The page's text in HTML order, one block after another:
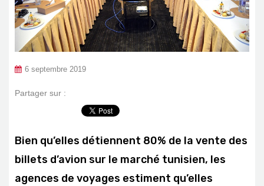
6 septembre 2019
Partager sur :
Bien qu’elles détiennent 80% de la vente des
billets d’avion sur le marché tunisien, les
agences de voyages estiment qu’elles